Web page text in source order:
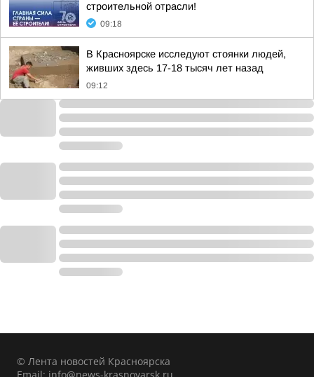
строительной отрасли!
09:18
В Красноярске исследуют стоянки людей,
живших здесь 17-18 тысяч лет назад
09:12
© Лента новостей Красноярска